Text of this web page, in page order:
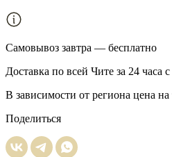
Самовывоз завтра — бесплатно
Доставка по всей Чите за 24 часа
В зависимости от региона цена
Поделиться